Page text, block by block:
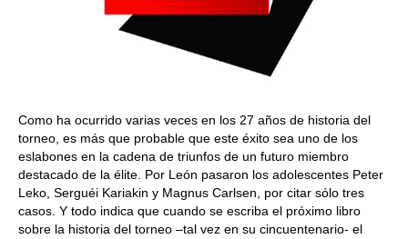
Como ha ocurrido varias veces en los 27 años de historia del
torneo, es más que probable que este éxito sea uno de los
eslabones en la cadena de triunfos de un futuro miembro
destacado de la élite. Por León pasaron los adolescentes Peter
Leko, Serguéi Kariakin y Magnus Carlsen, por citar sólo tres
casos. Y todo indica que cuando se escriba el próximo libro
sobre la historia del torneo –tal vez en su cincuentenario- el